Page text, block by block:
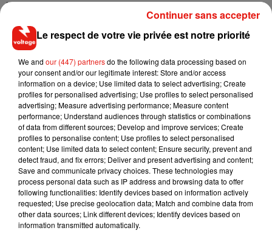
juillet devant le juge d’instruction.
Musique
7 août 2026
RÜFÜS DU SOL annonce un nouvel
album après sa tournée mondiale
7 août 2026
Angèle et Amélie Lens dévoilent leur
collaboration tant attendue
Le respect de votre vie privée est notre priorité
We and our (447) partnersdo the following data processing based on
your consent and/or our legitimate interest: Store and/or access
information on a device; Use limited data to select advertising; Create
profiles for personalised advertising; Use profiles to select personalised
advertising; Measure advertising performance; Measure content
performance; Understand audiences through statistics or combinations
of data from different sources; Develop and improve services; Create
profiles to personalise content; Use profiles to select personalised
content; Use limited data to select content; Ensure security, prevent and
detect fraud, and fix errors; Deliver and present advertising and content;
Save and communicate privacy choices. These technologies may
process personal data such as IP address and browsing data to offer
following functionalities: Identify devices based on information actively
requested; Use precise geolocation data; Match and combine data from
other data sources; Link different devices; Identify devices based on
information transmitted automatically.
Continuer sans accepter